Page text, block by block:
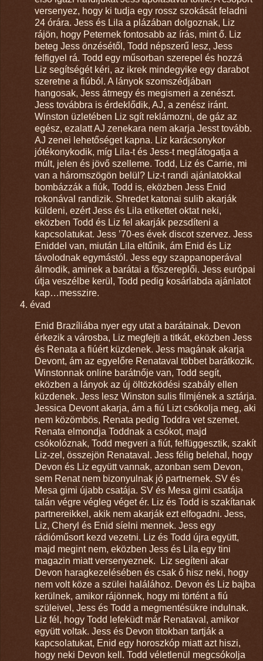
versenyez, hogy ki tudja egy rossz szokását feladni
24 órára. Jess és Lila a plázában dolgoznak, Liz
rájön, hogy Peternek fontosabb az írás, mint ő. Liz
beteg Jess önzésétől, Todd népszerű lesz, Jess
felfigyel rá. Todd egy műsorban szerepel és hozzá
Liz segítségét kéri, az ikrek mindegyike egy darabot
szeretne a fiúból. A lányok szomszédjában
hangosak, Jess átmegy és megismeri a zenészt.
Jess továbbra is érdeklődik, AJ, a zenész iránt.
Winston üzletében Liz sgít reklámozni, de gáz az
egész, ezalatt AJ zenekara nem akarja Jesst tovább.
AJ zenei lehetőséget kapna. Liz karácsonykor
jótékonykodik, míg Lila-t és Jess-t meglátogatja a
múlt, jelen és jövő szelleme. Todd, Liz és Carrie, mi
van a háromszögön belül? Liz-t randi ajánlatokkal
bombázzák a fiúk, Todd is, eközben Jess Enid
rokonával randizik. Shredet katonai sulib akarják
küldeni, ezért Jess és Lila etikettet oktat neki,
eközben Todd és Liz fel akarják pezsdíteni a
kapcsolatukat. Jess ’70-es évek discot szervez. Jess
Eniddel van, miután Lila eltűnik, ám Enid és Liz
távolodnak egymástól. Jess egy szappanoperával
álmodik, aminek a barátai a főszereplői. Jess európai
útja veszélbe kerül, Todd pedig kosárlabda ajánlatot
kap…messzire.
évad
Enid Brazíliába nyer egy utat a barátainak. Devon
érkezik a városba, Liz megfejti a titkát, eközben Jess
és Renata a fiúért küzdenek. Jess magának akarja
Devont, ám az egyelőre Renataval többet barátkozik.
Winstonnak online barátnője van, Todd segít,
eközben a lányok az új öltözködési szabály ellen
küzdenek. Jess lesz Winston sulis filmjének a sztárja.
Jessica Devont akarja, ám a fiú Lizt csókolja meg, aki
nem közömbös, Renata pedig Toddra vet szemet.
Renata elmondja Toddnak a csókot, majd
csókolóznak, Todd megveri a fiút, felfüggesztik, szakít
Liz-zel, összejön Renataval. Jess félig belehal, hogy
Devon és Liz együtt vannak, azonban sem Devon,
sem Renat nem bizonyulnak jó partnernek. SV és
Mesa gimi újabb csatája. SV és Mesa gimi csatája
talán végre végleg véget ér. Liz és Todd is szakítanak
partnereikkel, akik nem akarják ezt elfogadni. Jess,
Liz, Cheryl és Enid síelni mennek. Jess egy
rádióműsort kezd vezetni. Liz és Todd újra együtt,
majd megint nem, eközben Jess és Lila egy tini
magazin miatt versenyeznek.
Liz segíteni akar
Devon haragkezelésében és csak ő hisz neki, hogy
nem volt köze a szülei halálához. Devon és Liz bajba
kerülnek, amikor rájönnek, hogy mi történt a fiú
szüleivel, Jess és Todd a megmentésükre indulnak.
Liz fél, hogy Todd lefeküdt már Renataval, amikor
együtt voltak. Jess és Devon titokban tartják a
kapcsolatukat, Enid egy horoszkóp miatt azt hiszi,
hogy neki Devon kell. Todd véletlenül megcsókolja